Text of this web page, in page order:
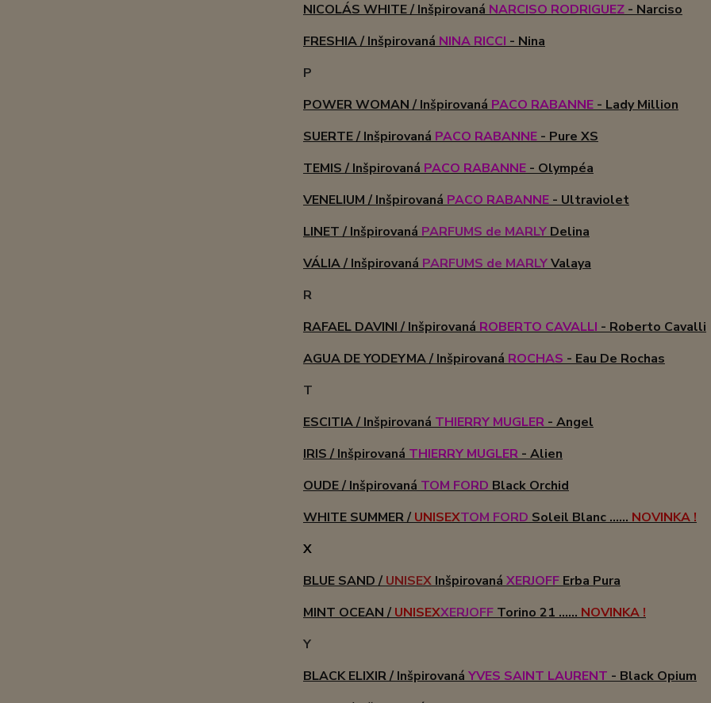
NICOLÁS WHITE / Inšpirovaná NARCISO RODRIGUEZ- Narciso
FRESHIA / Inšpirovaná NINA RICCI - Nina
P
POWER WOMAN / Inšpirovaná PACO RABANNE- Lady Million
SUERTE / Inšpirovaná PACO RABANNE- Pure XS
TEMIS / Inšpirovaná PACO RABANNE- Olympéa
VENELIUM / Inšpirovaná PACO RABANNE- Ultraviolet
LINET / Inšpirovaná PARFUMS de MARLYDelina
VÁLIA / Inšpirovaná PARFUMS de MARLYValaya
R
RAFAEL DAVINI / Inšpirovaná ROBERTO CAVALLI - Roberto Cavalli
AGUA DE YODEYMA / Inšpirovaná ROCHAS - Eau De Rochas
T
ESCITIA / Inšpirovaná THIERRY MUGLER- Angel
IRIS / Inšpirovaná THIERRY MUGLER- Alien
OUDE / Inšpirovaná TOM FORD Black Orchid
WHITE SUMMER / UNISEXTOM FORD Soleil Blanc ...... NOVINKA !
X
BLUE SAND / UNISEXInšpirovaná XERJOFFErba Pura
MINT OCEAN / UNISEXXERJOFFTorino 21 ...... NOVINKA !
Y
BLACK ELIXIR / Inšpirovaná YVES SAINT LAURENT - Black Opium